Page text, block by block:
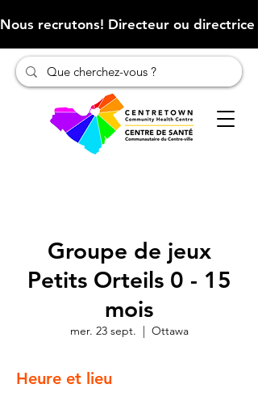
Nous recrutons! Directeur ou
Groupe de jeux
Petits Orteils 0 - 15
mois
mer. 23 sept.
  |
Ottawa
Heure et lieu